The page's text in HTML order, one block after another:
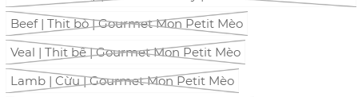
Beef | Thịt bò | Gourmet Mon Petit Mèo
Veal | Thịt bê | Gourmet Mon Petit Mèo
Lamb | Cừu | Gourmet Mon Petit Mèo